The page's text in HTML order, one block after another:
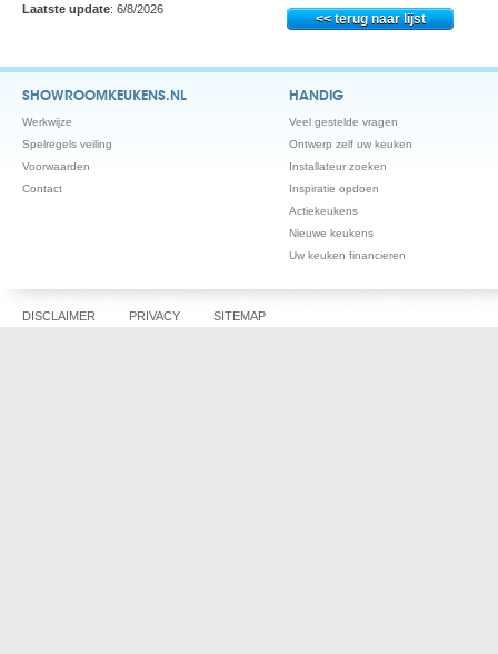
Laatste update: 6/8/2026
SHOWROOMKEUKENS.NL
Werkwijze
Spelregels veiling
Voorwaarden
Contact
HANDIG
Veel gestelde vragen
Ontwerp zelf uw keuken
Installateur zoeken
Inspiratie opdoen
Actiekeukens
Nieuwe keukens
Uw keuken financieren
DISCLAIMER PRIVACY SITEMAP